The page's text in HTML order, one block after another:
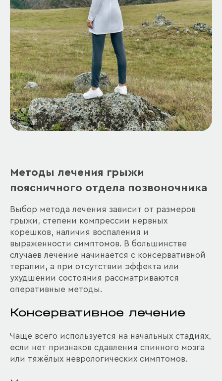
Методы лечения грыжи
поясничного отдела позвоночника
Выбор метода лечения зависит от размеров
грыжи, степени компрессии нервных
корешков, наличия воспаления и
выраженности симптомов. В большинстве
случаев лечение начинается с консервативной
терапии, а при отсутствии эффекта или
ухудшении состояния рассматриваются
оперативные методы.
Консервативное лечение
Чаще всего используется на начальных стадиях,
если нет признаков сдавления спинного мозга
или тяжёлых неврологических симптомов.